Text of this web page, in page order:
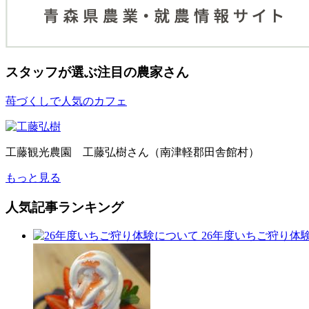
スタッフが選ぶ注目の農家さん
苺づくしで人気のカフェ
工藤観光農園 工藤弘樹さん（南津軽郡田舎館村）
もっと見る
人気記事ランキング
26年度いちご狩り体